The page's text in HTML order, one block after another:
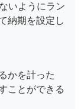
いようにラン
納期を設定し
かを計った
ことができる